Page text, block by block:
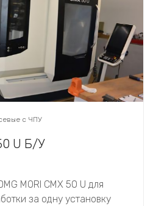
с ЧПУ
U Б/У
MORI CMX 50 U для
за одну установку